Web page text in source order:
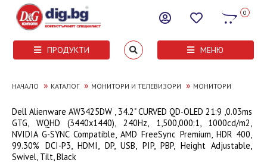
0
ПРОДУКТИ МЕНЮ
НАЧАЛО » КАТАЛОГ » МОНИТОРИ И ТЕЛЕВИЗОРИ » МОНИТОРИ
Dell Alienware AW3425DW , 34.2" CURVED QD-OLED 21:9 ,0.03ms
GTG, WQHD (3440x1440), 240Hz, 1,500,000:1, 1000cd/m2,
NVIDIA G-SYNC Compatible, AMD FreeSync Premium, HDR 400,
99.30% DCI-P3, HDMI, DP, USB, PIP, PBP, Height Adjustable,
Swivel, Tilt, Black